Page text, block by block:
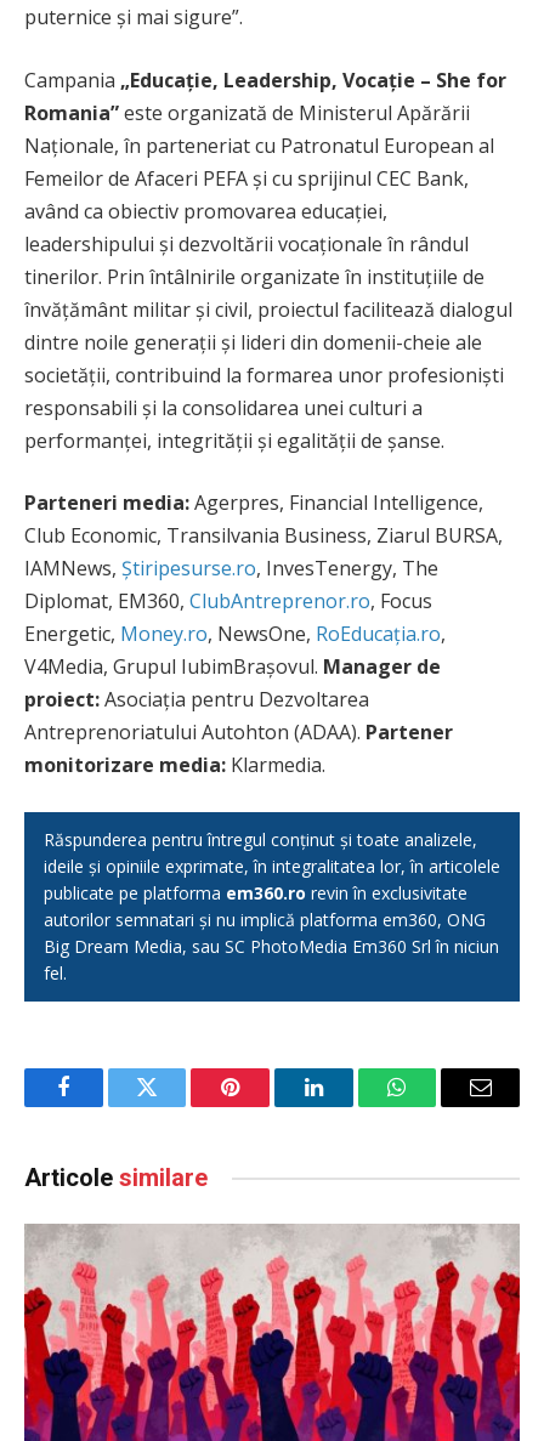
puternice și mai sigure”.
Campania „Educație, Leadership, Vocație – She for
Romania”este organizată de Ministerul Apărării
Naționale, în parteneriat cu Patronatul European al
Femeilor de Afaceri PEFA și cu sprijinul CEC Bank,
având ca obiectiv promovarea educației,
leadershipului și dezvoltării vocaționale în rândul
tinerilor. Prin întâlnirile organizate în instituțiile de
învățământ militar și civil, proiectul facilitează dialogul
dintre noile generații și lideri din domenii-cheie ale
societății, contribuind la formarea unor profesioniști
responsabili și la consolidarea unei culturi a
performanței, integrității și egalității de șanse.
Parteneri media:Agerpres, Financial Intelligence,
Club Economic, Transilvania Business, Ziarul BURSA,
IAMNews, Știripesurse.ro, InvesTenergy, The
Diplomat, EM360, ClubAntreprenor.ro, Focus
Energetic, Money.ro, NewsOne, RoEducația.ro,
V4Media, Grupul IubimBrașovul. Manager de
proiect:Asociația pentru Dezvoltarea
Antreprenoriatului Autohton (ADAA). Partener
monitorizare media: Klarmedia.
Răspunderea pentru întregul conținut și toate analizele,
ideile și opiniile exprimate, în integralitatea lor, în articolele
publicate pe platforma em360.ro revin în exclusivitate
autorilor semnatari și nu implică platforma em360, ONG
Big Dream Media, sau SC PhotoMedia Em360 Srl în niciun
fel.
FacebookTwitter Pinterest LinkedInWhatsAppEmail
Articole similare